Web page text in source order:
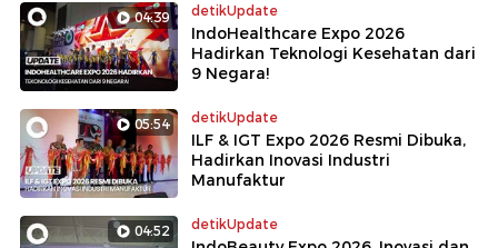
04:39 detikUpdate
IndoHealthcare Expo 2026
Hadirkan Teknologi Kesehatan dari
9 Negara!
05:54 detikUpdate
ILF & IGT Expo 2026 Resmi Dibuka,
Hadirkan Inovasi Industri
Manufaktur
04:52 detikUpdate